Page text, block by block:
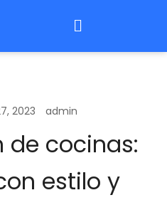
2023 admin
de cocinas:
estilo y